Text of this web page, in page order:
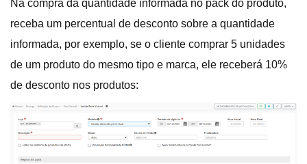
Na compra da quantidade informada no pack do produto,
receba um percentual de desconto sobre a quantidade
informada, por exemplo, se o cliente comprar 5 unidades
de um produto do mesmo tipo e marca, ele receberá 10%
de desconto nos produtos: